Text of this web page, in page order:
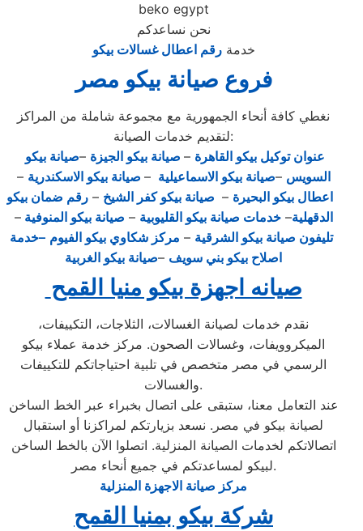
beko egypt
نحن نساعدكم
خدمةرقم اعطال غسالات بيكو
فروع صيانة بيكو مصر
نغطي كافة أنحاء الجمهورية مع مجموعة شاملة من المراكز
لتقديم خدمات الصيانة:
عنوان توكيل بيكو القاهرة – صيانة بيكو الجيزة –صيانة بيكو
السويس –صيانة بيكو الاسماعيلية – صيانة بيكو الاسكندرية –
اعطال بيكو البحيرة – صيانة بيكو كفر الشيخ – رقم ضمان بيكو
الدقهلية–خدمات صيانة بيكو القليوبية – صيانة بيكو المنوفية–
تليفون صيانة بيكو الشرقية – مركز شكاوي بيكو الفيوم –خدمة
اصلاح بيكو بني سويف –صيانة بيكو الغربية
صيانه اجهزة بيكو منيا القمح
نقدم خدمات لصيانة الغسالات، الثلاجات، التكييفات،
الميكروويفات، وغسالات الصحون. مركز خدمة عملاء بيكو
الرسمي في مصر متخصص في تلبية احتياجاتكم للتكييفات
والغسالات.
عند التعامل معنا، ستبقى على اتصال بخبراء عبر الخط الساخن
لصيانة بيكو في مصر. نسعد بزيارتكم لمراكزنا أو استقبال
اتصالاتكم لخدمات الصيانة المنزلية. اتصلوا الآن بالخط الساخن
لبيكو لمساعدتكم في جميع أنحاء مصر.
مركز صيانة الاجهزة المنزلية
شركة بيكو بمنيا القمح